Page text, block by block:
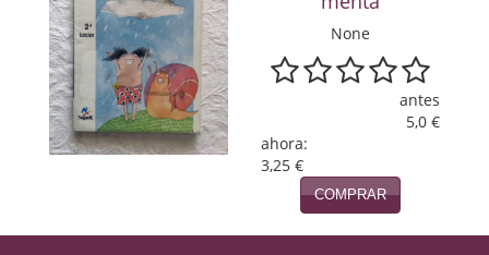
None
antes
5,0 €
ahora:
3,25 €
COMPRAR